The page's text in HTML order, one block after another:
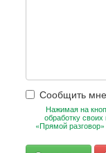
Сообщить
Нажимая на
обработку
«Прямой